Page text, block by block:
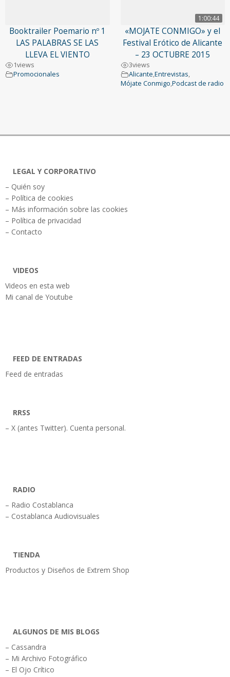
Booktrailer Poemario nº 1
LAS PALABRAS SE LAS
LLEVA EL VIENTO
1views
Promocionales
1:00:44
«MOJATE CONMIGO» y el
Festival Erótico de Alicante
– 23 OCTUBRE 2015
3views
Alicante,Entrevistas,
Mójate Conmigo,Podcast de radio
LEGAL Y CORPORATIVO
– Quién soy
– Política de cookies
– Más información sobre las cookies
– Política de privacidad
– Contacto
VIDEOS
Videos en esta web
Mi canal de Youtube
FEED DE ENTRADAS
Feed de entradas
RRSS
– X (antes Twitter). Cuenta personal.
RADIO
– Radio Costablanca
– Costablanca Audiovisuales
TIENDA
Productos y Diseños de Extrem Shop
ALGUNOS DE MIS BLOGS
– Cassandra
– Mi Archivo Fotográfico
– El Ojo Crítico